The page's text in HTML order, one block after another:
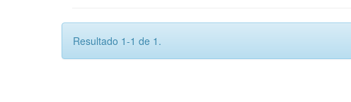
Resultado 1-1 de 1.